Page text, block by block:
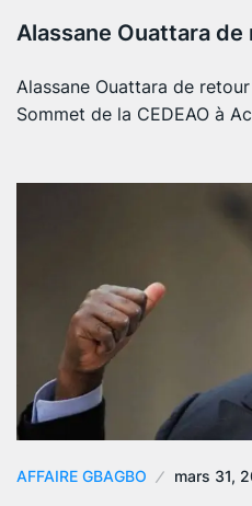
Alassane Ouattara
Alassane Ouattara de
Sommet de la CEDEAO à
AFFAIRE GBAGBO mars 31,